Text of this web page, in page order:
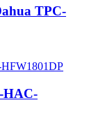
TPC-
HAC-